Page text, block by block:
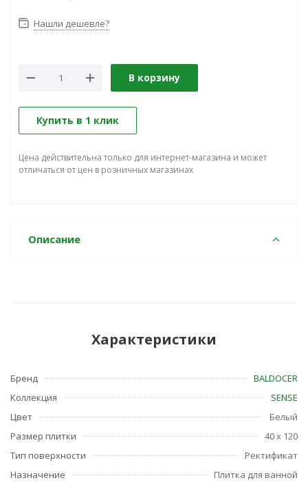
Нашли дешевле?
В корзину
Купить в 1 клик
Цена действительна только для интернет-магазина и может
отличаться от цен в розничных магазинах
Описание
Характеристики
Бренд
BALDOCER
Коллекция
SENSE
Цвет
Белый
Размер плитки
40 x 120
Тип поверхности
Ректификат
Назначение
Плитка для ванной